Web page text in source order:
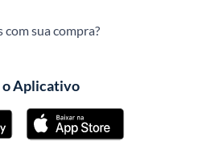
com sua compra?
o Aplicativo